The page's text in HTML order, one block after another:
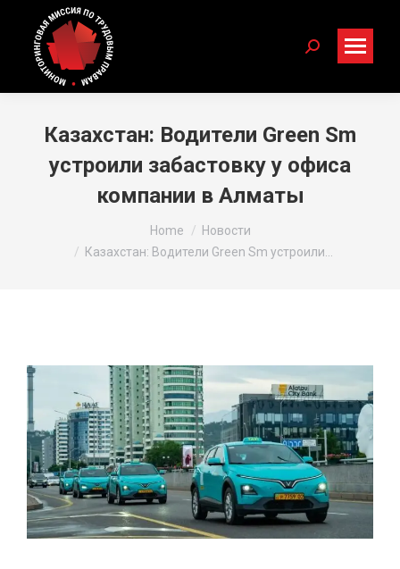
Search:
Казахстан: Водители Green Sm
устроили забастовку у офиса
компании в Алматы
Home
Новости
Казахстан: Водители Green Sm устроили…